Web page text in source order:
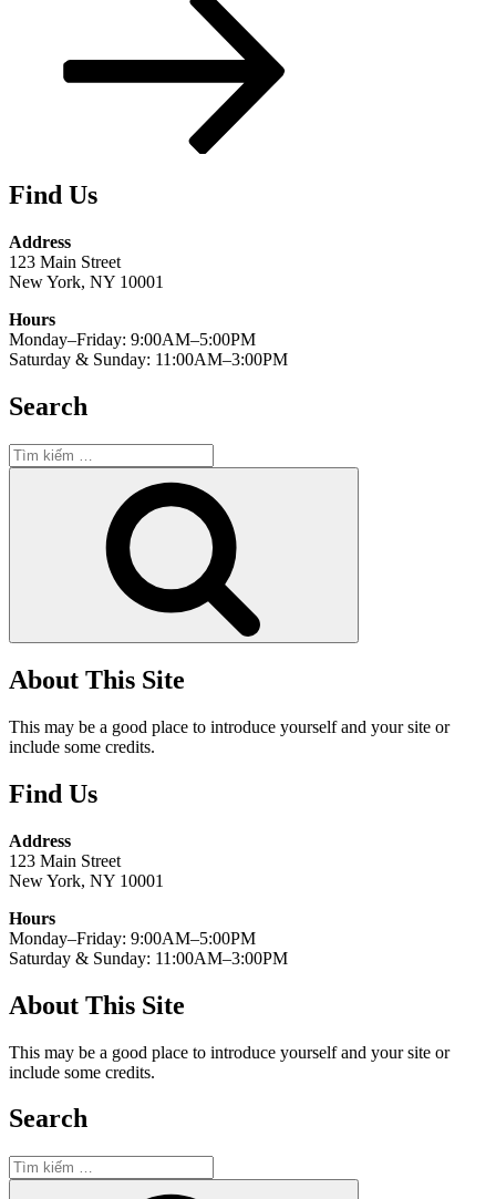
Find Us
Address
123 Main Street
New York, NY 10001
Hours
Monday–Friday: 9:00AM–5:00PM
Saturday & Sunday: 11:00AM–3:00PM
Search
Tìm
kiếm:
About This Site
This may be a good place to introduce yourself and your site or
include some credits.
Find Us
Address
123 Main Street
New York, NY 10001
Hours
Monday–Friday: 9:00AM–5:00PM
Saturday & Sunday: 11:00AM–3:00PM
About This Site
This may be a good place to introduce yourself and your site or
include some credits.
Search
Tìm
kiếm: